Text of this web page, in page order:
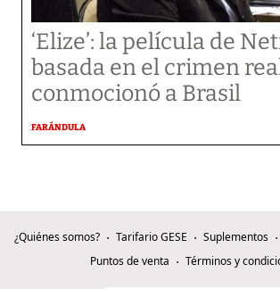
‘Elize’: la película de
basada en el crimen
conmocionó a Brasil
FARÁNDULA
¿Quiénes somos? Tarifario GESE Suplementos
Puntos de venta
Términos y